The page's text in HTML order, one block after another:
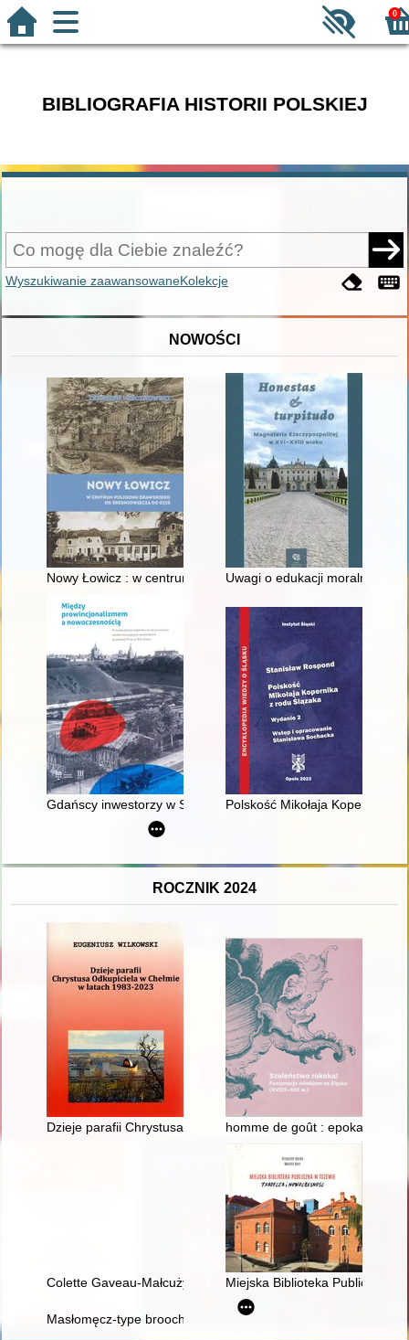
0
BIBLIOGRAFIA HISTORII POLSKIEJ
Wyszukiwanie zaawansowaneKolekcje
NOWOŚCI
Nowy Łowicz : w centrum poligonu drawskiego od
Uwagi o edukacji moralnej
Gdańscy inwestorzy w Sopocie : prestiż finansowy i
Polskość Mikołaja Kopernika z
ROCZNIK 2024
Dzieje parafii Chrystusa Odkupiciela w Chełmie w latach
homme de goût : epoka
Colette Gaveau-Małcużyńska : portret pianistki = Colette
Miejska Biblioteka Publiczna w
Masłomęcz-type brooch from Northwest Thuringia = Zapinka